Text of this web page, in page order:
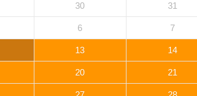
30 31
6 7
13 14
20 21